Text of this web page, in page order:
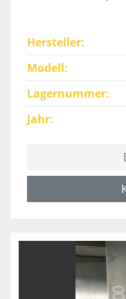
Hersteller
Modell
Lagernummer
Jahr